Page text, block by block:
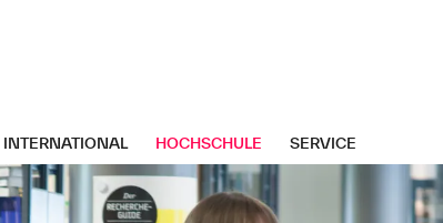
INTERNATIONAL HOCHSCHULE SERVICE